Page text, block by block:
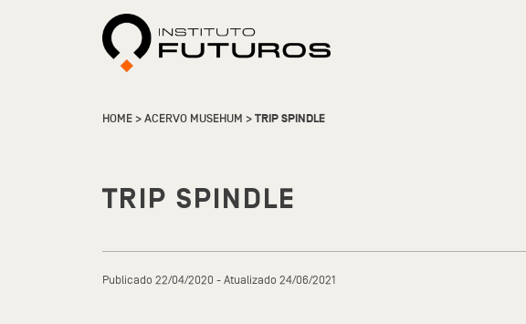
HOME>ACERVO MUSEHUM >TRIP SPINDLE
TRIP SPINDLE
Publicado 22/04/2020 - Atualizado 24/06/2021